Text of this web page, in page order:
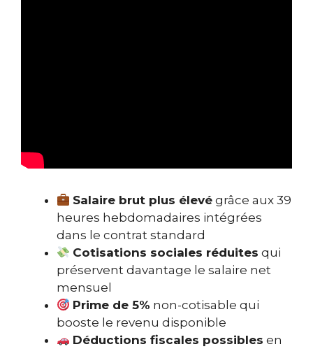
Salaire brut plus élevé grâce aux 39
heures hebdomadaires intégrées
dans le contrat standard
Cotisations sociales réduites qui
préservent davantage le salaire net
mensuel
Prime de 5% non-cotisable qui
booste le revenu disponible
Déductions fiscales possibles en